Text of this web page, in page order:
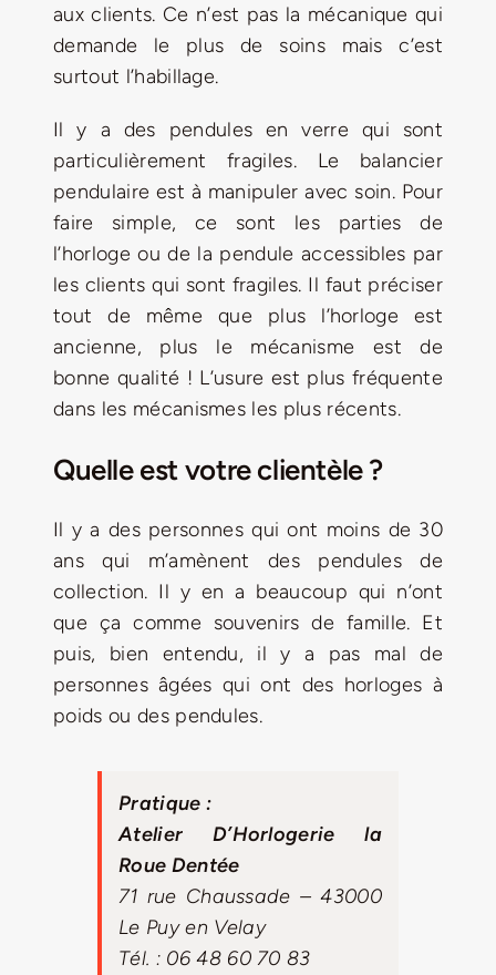
aux clients. Ce n’est pas la mécanique qui
demande le plus de soins mais c’est
surtout l’habillage.
Il y a des pendules en verre qui sont
particulièrement fragiles. Le balancier
pendulaire est à manipuler avec soin. Pour
faire simple, ce sont les parties de
l’horloge ou de la pendule accessibles par
les clients qui sont fragiles. Il faut préciser
tout de même que plus l’horloge est
ancienne, plus le mécanisme est de
bonne qualité ! L’usure est plus fréquente
dans les mécanismes les plus récents.
Quelle est votre clientèle ?
Il y a des personnes qui ont moins de 30
ans qui m’amènent des pendules de
collection. Il y en a beaucoup qui n’ont
que ça comme souvenirs de famille. Et
puis, bien entendu, il y a pas mal de
personnes âgées qui ont des horloges à
poids ou des pendules.
Pratique :
Atelier D’Horlogerie la
Roue Dentée
71 rue Chaussade – 43000
Le Puy en Velay
Tél. : 06 48 60 70 83